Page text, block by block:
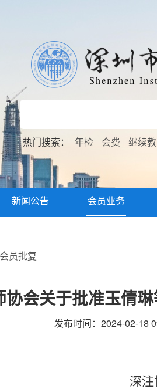
热门搜索： 年检 会费 继续
新闻公告 会员业务
员批复
会关于批准玉倩
发布时间：2024-02-18
深